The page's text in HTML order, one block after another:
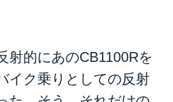
射的にあのCB1100Rを
イク乗りとしての反射